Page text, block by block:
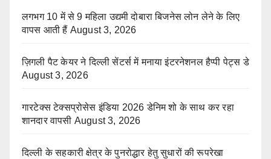
लगभग 10 में से 9 महिला उद्यमी दोबारा बिजनेस लोन लेने के लिए
वापस आती हैं August 3, 2026
ज़िगली पैट केयर ने दिल्ली सेंटर्स में मनाया इंटरनेशनल हैप्पी पेट्स डे
August 3, 2026
गारटेक्स टेक्सप्रोसेस इंडिया 2026 डेनिम शो के साथ कर रहा
शानदार वापसी August 3, 2026
दिल्ली के सहकारी क्षेत्र के पुनरोद्धार हेतु सुधारों की रूपरेखा